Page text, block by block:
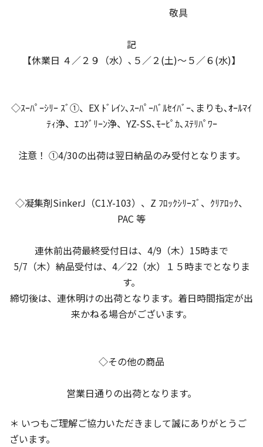
敬具
記
【休業日 ４／２９（水）､５／２(土)～５／６(水)】
◇ｽｰﾊﾟｰｼﾘｰ ｽﾞ①、EX ﾄﾞﾚｲﾝ､ｽｰﾊﾟｰﾊﾞﾙｾｲﾊﾞｰ､まりも､ｵｰﾙﾏｲ
ﾃｨ浄、ｴｺｸﾞﾘｰﾝ浄、YZ-SS､ﾓｰﾋﾟｶ､ｽﾃﾘﾊﾟﾜｰ
注意！ ①4/30の出荷は翌日納品のみ受付となります。
◇凝集剤SinkerJ（C1.Y-103）、Z ﾌﾛｯｸｼﾘｰｽﾞ、ｸﾘｱﾛｯｸ、
PAC 等
連休前出荷最終受付日は、4/9（木）15時まで
5/7（木）納品受付は、4／22（水）１５時までとなりま
す。
締切後は、連休明けの出荷となります。着日時間指定が出
来かねる場合がございます。
◇その他の商品
営業日通りの出荷となります。
＊ いつもご理解ご協力いただきまして誠にありがとうご
ざいます。